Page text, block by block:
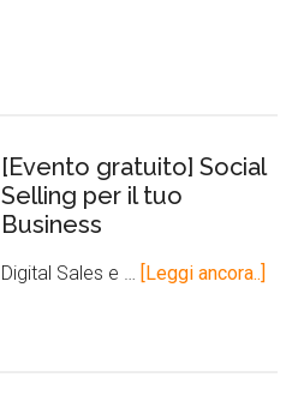
[Evento gratuito] Social
Selling per il tuo
Business
Digital Sales e … [Leggi ancora..]